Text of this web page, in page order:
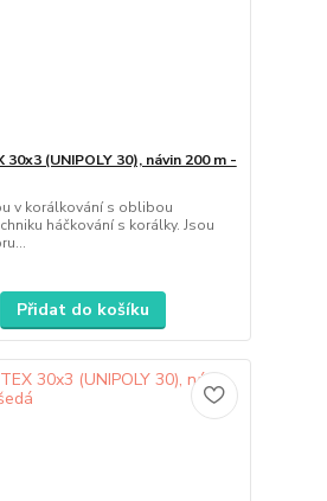
(UNIPOLY 30), návin 200 m -
v korálkování s oblibou
háčkování s korálky. Jsou
Přidat do košíku